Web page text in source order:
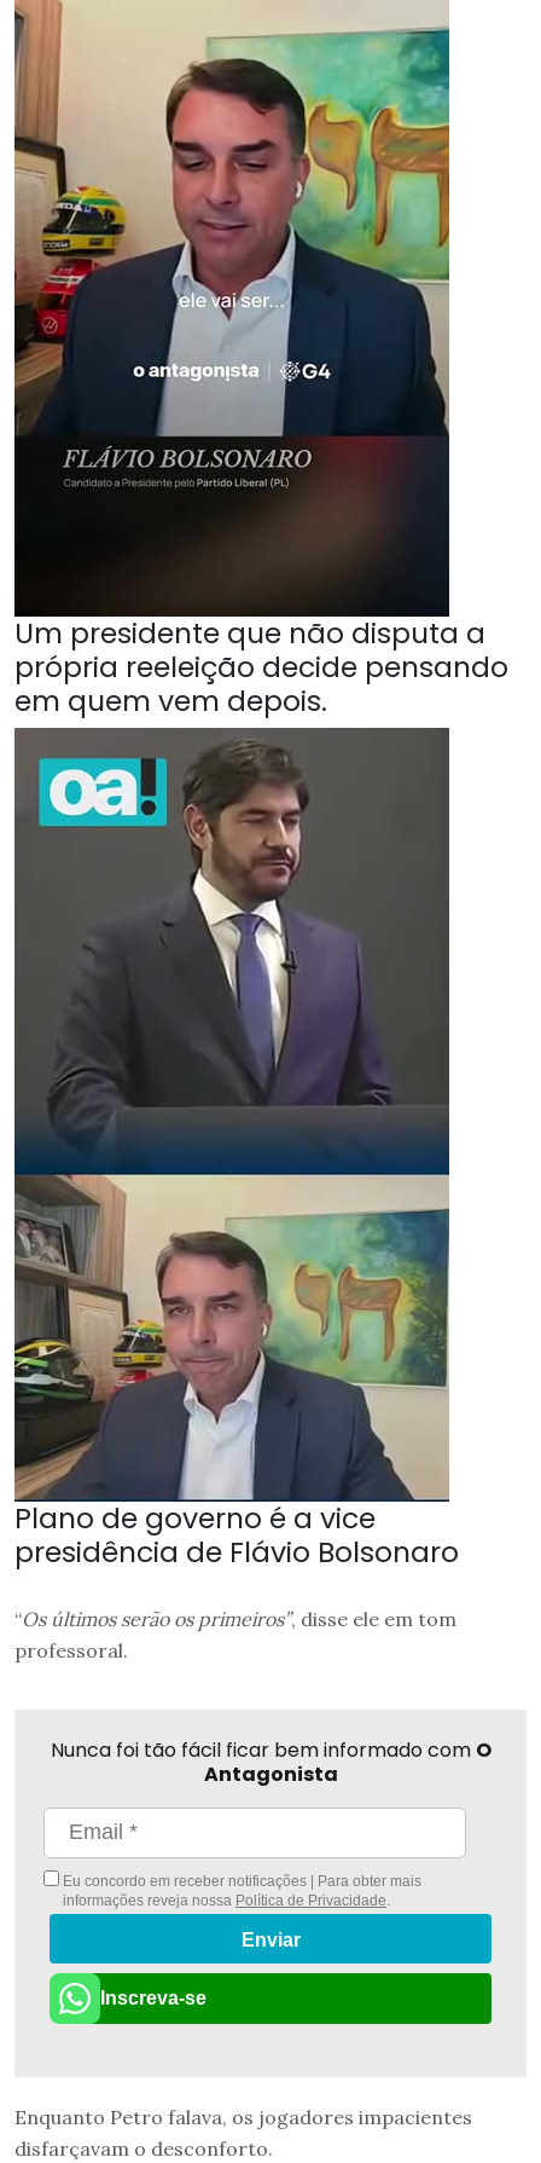
Um presidente que não disputa a
própria reeleição decide pensando
em quem vem depois.
Plano de governo é a vice
presidência de Flávio Bolsonaro
“Os últimos serão os primeiros”, disse ele em tom
professoral.
Nunca foi tão fácil ficar bem informado com O
Antagonista
Eu concordo em receber notificações | Para obter mais
informações reveja nossa Política de Privacidade
Enviar
Inscreva-se
Enquanto Petro falava, os jogadores impacientes
disfarçavam o desconforto.